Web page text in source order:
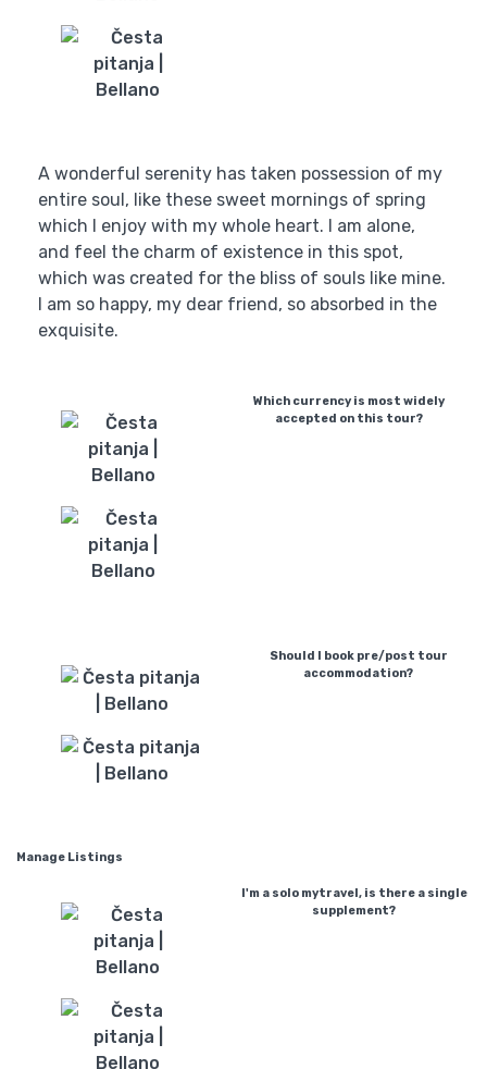
A wonderful serenity has taken possession of my
entire soul, like these sweet mornings of spring
which I enjoy with my whole heart. I am alone,
and feel the charm of existence in this spot,
which was created for the bliss of souls like mine.
I am so happy, my dear friend, so absorbed in the
exquisite.
Which currency is most widely
accepted on this tour?
Should I book pre/post tour
accommodation?
Manage Listings
I'm a solo mytravel, is there a single
supplement?